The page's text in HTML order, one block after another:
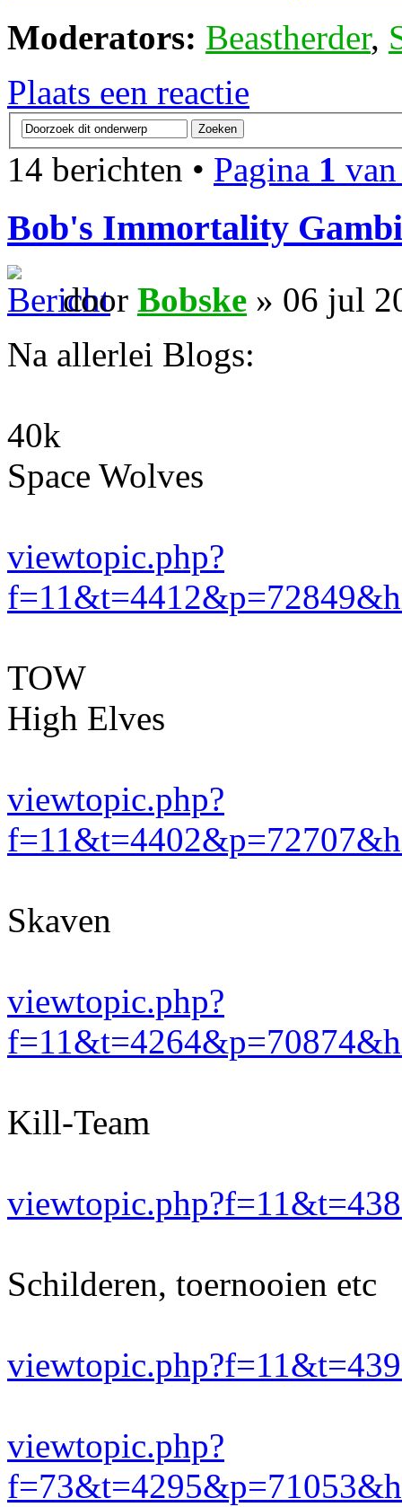
Moderators: Beastherder,
Plaats een reactie
14 berichten • Pagina 1
Bob's Immortality
door Bobske » 06 jul
Na allerlei Blogs:
40k
Space Wolves
viewtopic.php?
TOW
High Elves
viewtopic.php?
Skaven
viewtopic.php?
Kill-Team
Schilderen, toernooien etc
viewtopic.php?